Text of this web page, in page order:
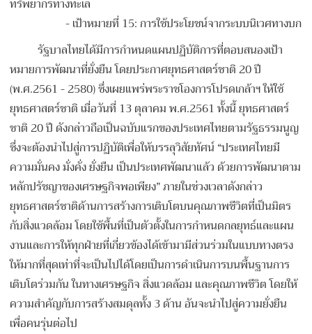
- เป้าหมายที่ 15: การใช้ประโยชน์จากระบบนิเวศทางบก
รัฐบาลไทยได้มีการกำหนดแผนปฏิบัติการที่ตอบสนองเป้า
หมายการพัฒนาที่ยั่งยืน โดยประกาศยุทธศาสตร์ชาติ 20 ปี
(พ.ศ.2561 - 2580) ซึ่งเผยแพร่พระราชโองการโปรดเกล้าฯ ให้ใช้
ยุทธศาสตร์ชาติ เมื่อวันที่ 13 ตุลาคม พ.ศ.2561 ทั้งนี้ ยุทธศาสตร์
ชาติ 20 ปี ดังกล่าวถือเป็นฉบับแรกของประเทศไทยตามรัฐธรรมนูญ
ซึ่งจะต้องนําไปสู่การปฏิบัติเพื่อให้บรรลุวิสัยทัศน์ “ประเทศไทยมี
ความมั่นคง มั่งคั่ง ยั่งยืน เป็นประเทศพัฒนาแล้ว ด้วยการพัฒนาตาม
หลักปรัชญาของเศรษฐกิจพอเพียง” ภายในช่วงเวลาดังกล่าว
ยุทธศาสตร์ชาติด้านการสร้างการเติบโตบนคุณภาพชีวิตที่เป็นมิตร
กับสิ่งแวดล้อม โดยใช้พื้นที่เป็นตัวตั้งในการกําหนดกลยุทธ์และแผน
งานและการให้ทุกฝ่ายที่เกี่ยวข้องได้เข้ามามีส่วนร่วมในแบบทางตรง
ให้มากที่สุดเท่าที่จะเป็นไปได้โดยเป็นการดําเนินการบนพื้นฐานการ
เติบโตร่วมกัน ในทางเศรษฐกิจ สิ่งแวดล้อม และคุณภาพชีวิต โดยให้
ความสําคัญกับการสร้างสมดุลทั้ง 3 ด้าน อันจะนําไปสู่ความยั่งยืน
เพื่อคนรุ่นต่อไป